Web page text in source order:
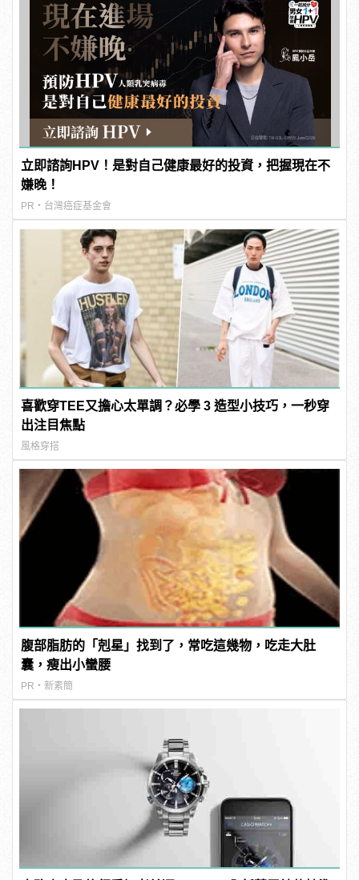
立即諮詢HPV！是對自己健康最好的投資，把握現在不
嫌晚！
PR・台灣癌症基金會
喜歡穿TEE又擔心太單調？必學 3 造型小技巧，一秒穿
出注目焦點
風格穿搭
腹部脂肪的「剋星」找到了，常吃這幾物，吃走大肚
囊，瘦出小蠻腰
PR・新素簡